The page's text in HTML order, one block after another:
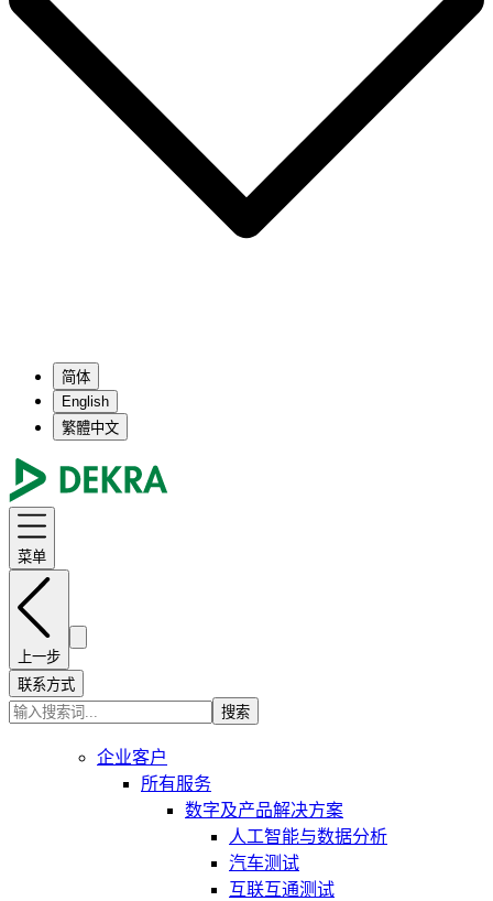
简体
English
繁體中文
菜单
上一步
联系方式
搜索
企业客户
所有服务
数字及产品解决方案
人工智能与数据分析
汽车测试
互联互通测试